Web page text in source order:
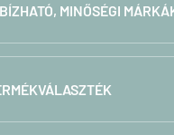
MINŐSÉGI